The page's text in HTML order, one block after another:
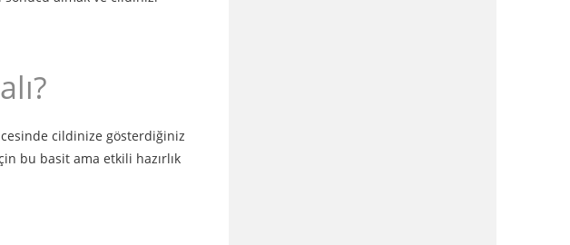
cildinize gösterdiğiniz
bu basit ama etkili hazırlık